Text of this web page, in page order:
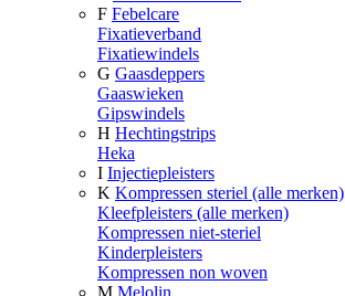
F Febelcare
Fixatieverband
Fixatiewindels
G Gaasdeppers
Gaaswieken
Gipswindels
H Hechtingstrips
Heka
I Injectiepleisters
K Kompressen steriel (alle merken)
Kleefpleisters (alle merken)
Kompressen niet-steriel
Kinderpleisters
Kompressen non woven